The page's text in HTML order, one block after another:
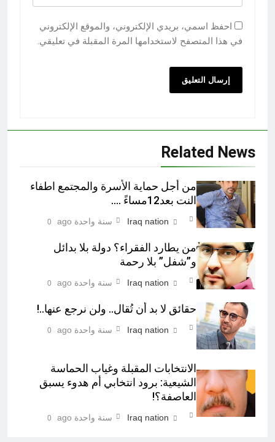
احفظ اسمي، بريدي الإلكتروني، والموقع الإلكتروني
في هذا المتصفح لاستخدامها المرة المقبلة في تعليقي.
Related News
من أجل حماية الأسرة والمجتمع اطفاء
النت بعد12مساءً ….
Iraq nation سنة واحدة ago 0
من يطارد الفقراء؟ دولة بلا بدائل
و”شفل” بلا رحمة
Iraq nation سنة واحدة ago 0
حقائق لا بد أن تُقال.. ولن نرجع عنها..!
Iraq nation سنة واحدة ago 0
الانتخابات المقبلة وغياب الحماسة
الشيعية: برود انتخابي أم هدوء يسبق
العاصفة؟!
Iraq nation سنة واحدة ago 0